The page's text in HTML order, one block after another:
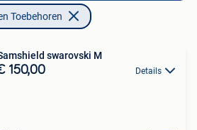
Toebehoren
swarovski M
150,00 Details